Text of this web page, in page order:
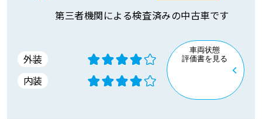
第三者機関による検査済みの中古車です
外装
内装
車両状態
評価書を見る